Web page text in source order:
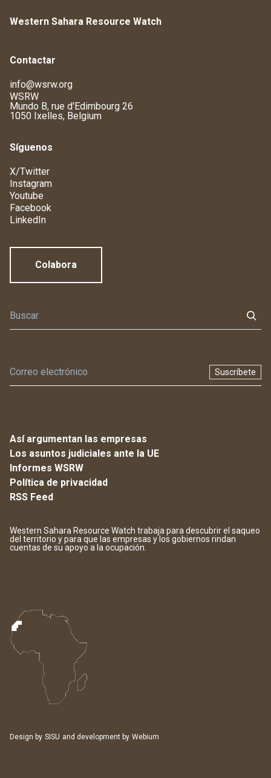
Western Sahara Resource Watch
Contactar
info@wsrw.org
WSRW
Mundo B, rue d'Edimbourg 26
1050 Ixelles, Belgium
Síguenos
X/Twitter
Instagram
Youtube
Facebook
LinkedIn
Colabora
Suscríbete
Así argumentan las empresas
Los asuntos judiciales ante la UE
Informes WSRW
Política de privacidad
RSS Feed
Western Sahara Resource Watch trabaja para descubrir el saqueo
del territorio y para que las empresas y los gobiernos rindan
cuentas de su apoyo a la ocupación.
Design by SISU and development by Webium